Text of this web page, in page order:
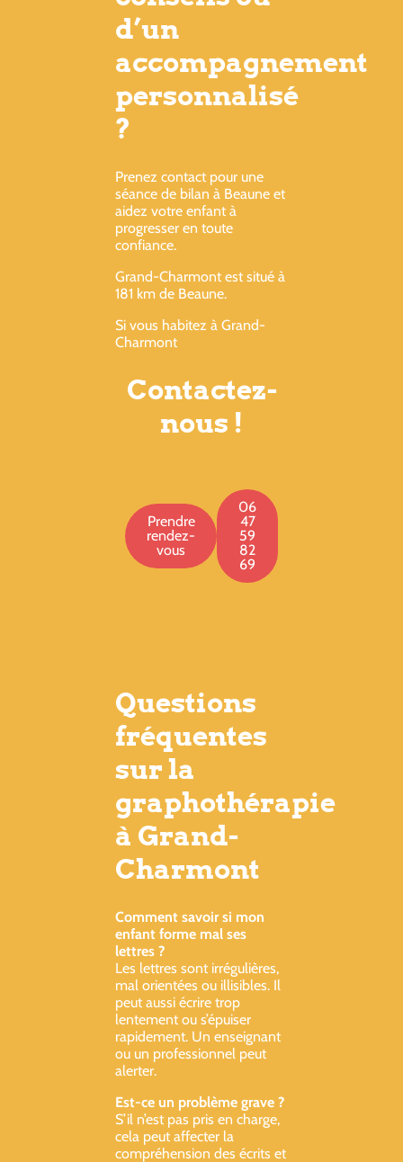
d’un
accompagnement
personnalisé
?
Prenez contact pour une
séance de bilan à Beaune et
aidez votre enfant à
progresser en toute
confiance.
Grand-Charmont est situé à
181 km de Beaune.
Si vous habitez à Grand-
Charmont
Contactez-
nous !
Prendre
rendez-
vous
06
47
59
82
69
Questions
fréquentes
sur la
graphothérapie
à Grand-
Charmont
Comment savoir si mon
enfant forme mal ses
lettres ?
Les lettres sont irrégulières,
mal orientées ou illisibles. Il
peut aussi écrire trop
lentement ou s’épuiser
rapidement. Un enseignant
ou un professionnel peut
alerter.
Est-ce un problème grave ?
S’il n’est pas pris en charge,
cela peut affecter la
compréhension des écrits et